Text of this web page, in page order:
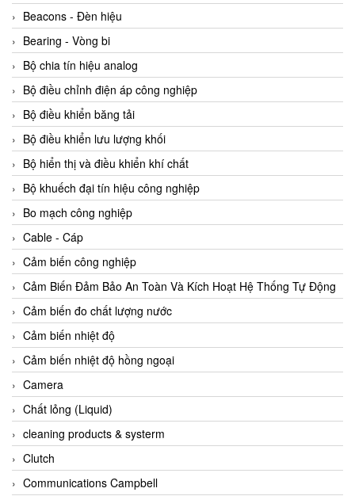
ADCA Vietnam
ADFweb Vietnam
Adler Vietnam
Ados Vietnam
Advanced Energy Vietnam
Advantech Vietnam
Agate Vietnam
AGR International Vietnam
Aichi Tokei Denki Vietnam
Aii Vietnam
AIKOH
AINUO Vietnam
AIR MAJOR
Aira Euro Automation
Airtac Vietnam
Airtec Vietnam
AI-Tek Vietnam
Akerstroms Viet Nam
AKO Armaturen & Separationstechnik
AKO Armaturen & Separationstechnik Vietnam
Beacons - Đèn hiệu
Bearing - Vòng bi
Bộ chia tín hiệu analog
Bộ điều chỉnh điện áp công nghiệp
Bộ điều khiển băng tải
Bộ điều khiển lưu lượng khối
Bộ hiển thị và điều khiển khí chất
Bộ khuếch đại tín hiệu công nghiệp
Bo mạch công nghiệp
Cable - Cáp
Cảm biến công nghiệp
Cảm Biến Đảm Bảo An Toàn Và Kích Hoạt Hệ Thống Tự Động
Cảm biến đo chất lượng nước
Cảm biến nhiệt độ
Cảm biến nhiệt độ hồng ngoại
Camera
Chất lỏng (Liquid)
cleaning products & systerm
Clutch
Communications Campbell